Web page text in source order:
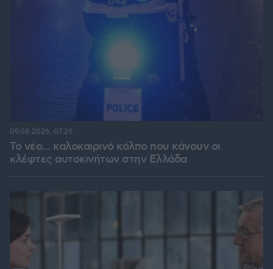
Το νέο... καλοκαιρινό κόλπο που κάνουν οι
κλέφτες αυτοκινήτων στην Ελλάδα
09.08.2026, 07:29